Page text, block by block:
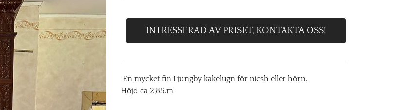
INTRESSERAD AV PRISET, KONTAKTA OSS!
En mycket fin Ljungby kakelugn för nicsh eller hörn.
Höjd ca 2,85.m